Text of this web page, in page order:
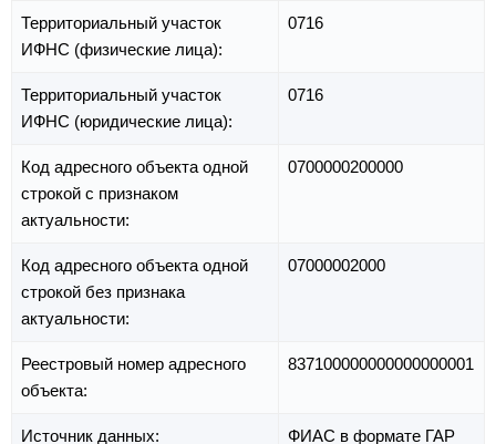
Территориальный участок
ИФНС (физические лица):
0716
Территориальный участок
ИФНС (юридические лица):
0716
Код адресного объекта одной
строкой с признаком
актуальности:
0700000200000
Код адресного объекта одной
строкой без признака
актуальности:
07000002000
Реестровый номер адресного
объекта:
837100000000000000001
Источник данных: ФИАС в формате ГАР